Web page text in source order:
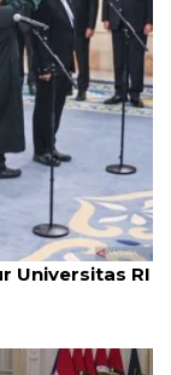
Universitas RI